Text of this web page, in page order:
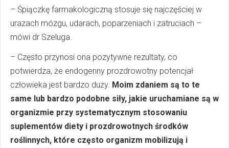
– Śpiączkę farmakologiczną stosuje się najczęściej w
urazach mózgu, udarach, poparzeniach i zatruciach –
mówi dr Szeluga.
– Często przynosi ona pozytywne rezultaty, co
potwierdza, że endogenny prozdrowotny potencjał
człowieka jest bardzo duży. Moim zdaniem są to te
same lub bardzo podobne siły, jakie uruchamiane są w
organizmie przy systematycznym stosowaniu
suplementów diety i prozdrowotnych środków
roślinnych, które często organizm mobilizują i